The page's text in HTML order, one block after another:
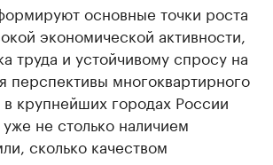
основные точки роста
экономической активности,
труда и устойчивому спросу на
перспективы многоквартирного
в крупнейших городах России
не столько наличием
сколько качеством